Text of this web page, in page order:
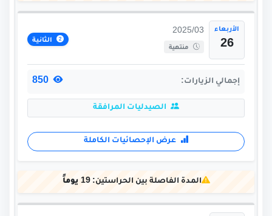
الأربعاء
26
2025/03
منتهية
الثانية
إجمالي الزيارات:
الصيدليات المرافقة
عرض الإحصائيات الكاملة
المدة الفاصلة بين الحراستين:19 يوماً